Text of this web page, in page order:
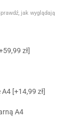
jak wyglądają
zł]
A4 [+14,99 zł]
A4